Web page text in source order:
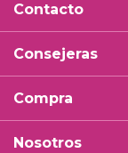
Contacto
Consejeras
Compra
Nosotros